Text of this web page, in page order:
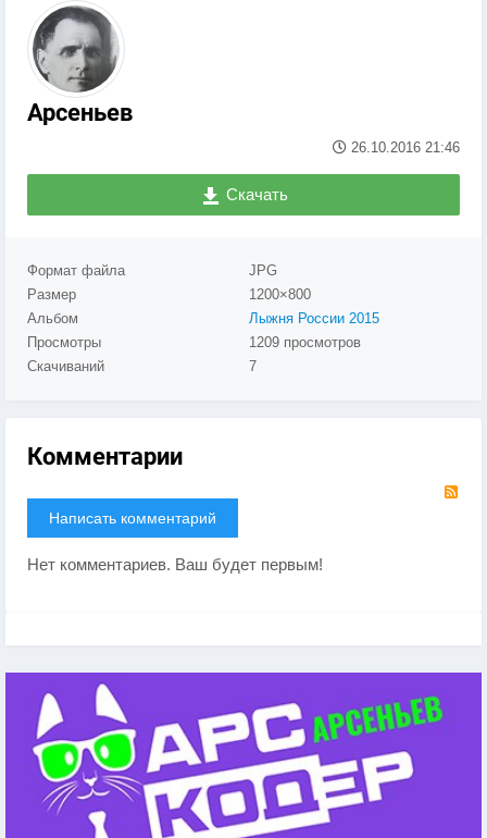
Арсеньев
26.10.2016 21:46
Скачать
Формат файла
JPG
Размер
1200×800
Альбом
Лыжня России 2015
Просмотры
1209 просмотров
Скачиваний
7
Комментарии
Написать комментарий
Нет комментариев. Ваш будет первым!